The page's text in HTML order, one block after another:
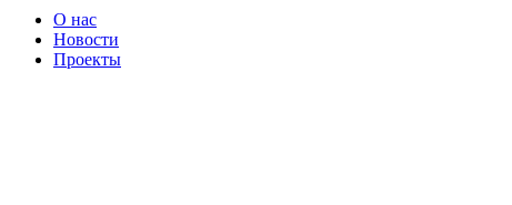
О нас
Новости
Проекты